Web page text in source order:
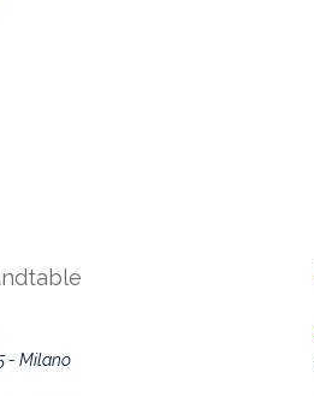
tecnologie digitali,
- Milano